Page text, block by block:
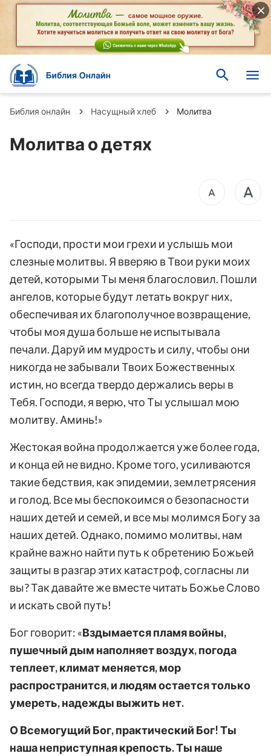
Библия онлайн Насущный хлеб Молитва
Молитва о детях
«Господи, прости мои грехи и услышь мои
слезные молитвы. Я вверяю в Твои руки моих
детей, которыми Ты меня благословил. Пошли
ангелов, которые будут летать вокруг них,
обеспечивая их благополучное возвращение,
чтобы моя душа больше не испытывала
печали. Даруй им мудрость и силу, чтобы они
никогда не забывали Твоих Божественных
истин, но всегда твердо держались веры в
Тебя. Господи, я верю, что Ты услышал мою
молитву. Аминь!»
Жестокая война продолжается уже более года,
и конца ей не видно. Кроме того, усиливаются
такие бедствия, как эпидемии, землетрясения
и голод. Все мы беспокоимся о безопасности
наших детей и семей, и все мы молимся Богу за
наших детей. Однако, помимо молитвы, нам
крайне важно найти путь к обретению Божьей
защиты в разгар этих катастроф, согласны ли
вы? Так давайте же вместе читать Божье Слово
и искать свой путь!
Бог говорит: «Вздымается пламя войны,
пушечный дым наполняет воздух, погода
теплеет, климат меняется, мор
распространится, и людям остается только
умереть, надежды выжить нет.
О Всемогущий Бог, практический Бог! Ты
наша неприступная крепость. Ты наше